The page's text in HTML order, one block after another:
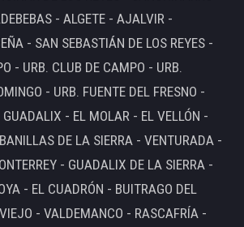
- ALGETE - AJALVIR -
- SAN SEBASTIÁN DE LOS REYES -
- URB. CLUB DE CAMPO - URB.
- URB. FUENTE DEL FRESNO -
- EL MOLAR - EL VELLÓN -
DE LA SIERRA - VENTURADA -
- GUADALIX DE LA SIERRA -
- EL CUADRÓN - BUITRAGO DEL
- VALDEMANCO - RASCAFRÍA -